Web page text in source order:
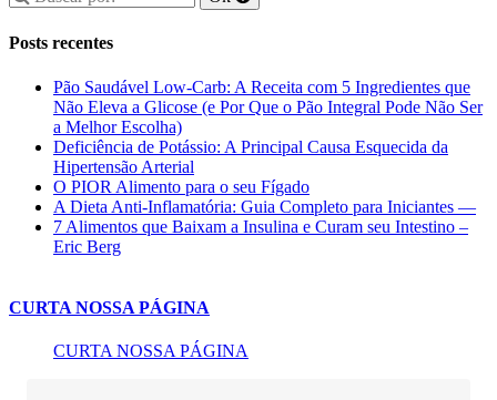
Posts recentes
Pão Saudável Low-Carb: A Receita com 5 Ingredientes que
Não Eleva a Glicose (e Por Que o Pão Integral Pode Não Ser
a Melhor Escolha)
Deficiência de Potássio: A Principal Causa Esquecida da
Hipertensão Arterial
O PIOR Alimento para o seu Fígado
A Dieta Anti-Inflamatória: Guia Completo para Iniciantes —
7 Alimentos que Baixam a Insulina e Curam seu Intestino –
Eric Berg
CURTA NOSSA PÁGINA
CURTA NOSSA PÁGINA